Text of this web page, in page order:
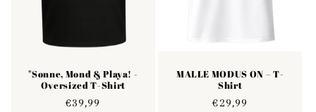
"Sonne, Mond & Playa! -
Oversized T-Shirt
Normaler
€39,99
MALLE MODUS ON – T-
Shirt
Normaler
€29,99